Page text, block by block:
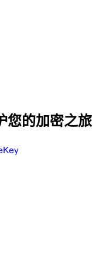
您的加密之旅